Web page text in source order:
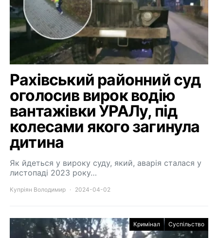
Рахівський районний суд
оголосив вирок водію
вантажівки УРАЛу, під
колесами якого загинула
дитина
Як йдеться у вироку суду, який, аварія сталася у
листопаді 2023 року…
Купріян Володимир 2024-04-02
Кримінал Суспільство